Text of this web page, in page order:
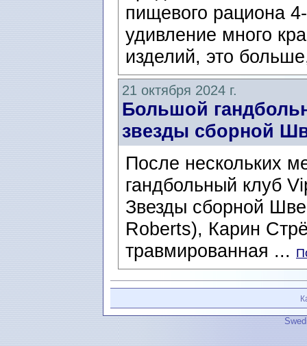
пищевого рациона
удивление много
изделий, это
21 октября 2024 г.
Большой
звезды сборной
После нескольких
гандбольный клуб
Звезды сборной
Roberts), Карин
травмированная ...